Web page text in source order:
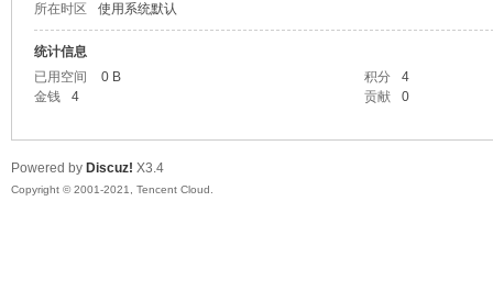
所在时区
使用系统默认
统计信息
已用空间
0 B 积分
4
金钱
4 贡献 0
Powered by Discuz! X3.4
Copyright © 2001-2021, Tencent Cloud.